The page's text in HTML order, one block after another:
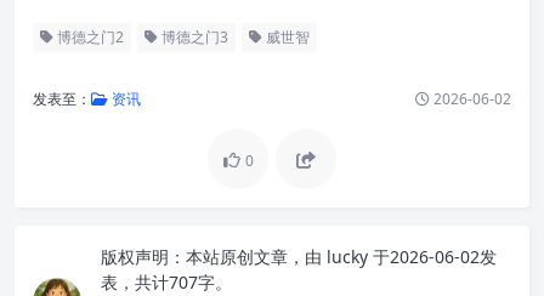
博德之门2 博德之门3 威世智
发表至： 资讯 2026-06-02
0
版权声明： 本站原创文章，由 lucky 于2026-06-02发
表，共计707字。